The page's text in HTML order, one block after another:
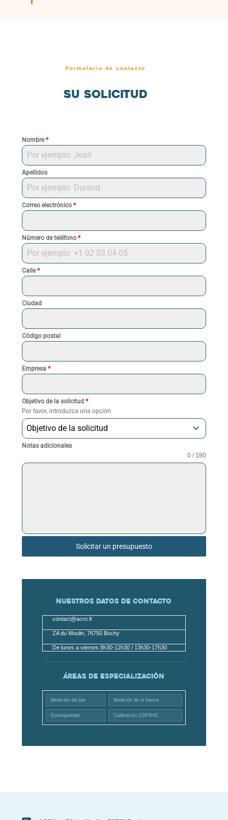
Formulario de contacto
Su solicitud
Nombre*
Apellidos
Correo electrónico *
Número de teléfono *
Calle*
Ciudad
Código postal
Empresa *
Objetivo de la solicitud *
Por favor, introduzca una opción
Objetivo de la solicitud
Notas adicionales
0 / 180
Solicitar un presupuesto
Nuestros datos de contacto
contact@acrn.fr
ZA du Moulin, 76750 Buchy
De lunes a viernes 8h30-12h30 / 13h30-17h30
Áreas de especialización
Medición del par Medición de la fuerza
Estanqueidad Calibración COFRAC